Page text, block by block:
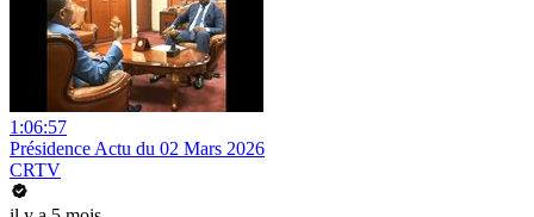
1:06:57
Présidence Actu du 02 Mars 2026
CRTV